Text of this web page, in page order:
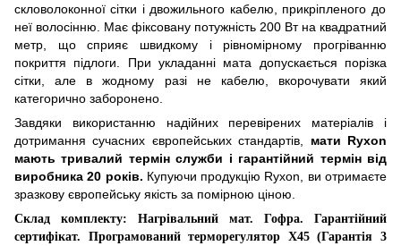
скловолоконної сітки і двожильного кабелю, прикріпленого до
неї волосінню. Має фіксовану потужність 200 Вт на квадратний
метр, що сприяє швидкому і рівномірному прогріванню
покриття підлоги. При укладанні мата допускається порізка
сітки, але вжодному разі не кабелю, вкорочувати який
категорично заборонено.
Завдяки використанню надійних перевірених матеріалів і
дотримання сучасних європейських стандартів, мати Ryxon
мають тривалий термін служби і гарантійний термін від
виробника 20 років. Купуючи продукцію Ryxon, ви отримаєте
зразкову європейську якість за помірною ціною.
Склад комплекту: Нагрівальний мат. Гофра. Гарантійний
сертифікат. Програмований терморегулятор X45 (Гарантія 3